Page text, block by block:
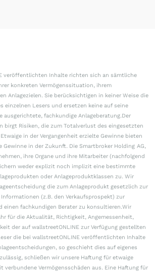
veröffentlichten Inhalte richten sich an sämtliche
konkreten Vermögenssituation, ihrem
Anlagezielen. Sie berücksichtigen in keiner Weise die
einzelnen Lesers und ersetzen keine auf seine
ausgerichtete, fachkundige Anlageberatung.Der
birgt Risiken, die zum Totalverlust des eingesetzten
in der Vergangenheit erzielte Gewinne bieten
Gewinne in der Zukunft. Die Smartbroker Holding AG,
ihre Organe und ihre Mitarbeiter (nachfolgend
weder explizit noch implizit eine bestimmte
oder Anlageproduktklassen zu. Wir
die zum Anlageprodukt gesetzlich zur
(z.B. den Verkaufsprospekt) zur
einen fachkundigen Berater zu konsultieren.Wir
für die Aktualität, Richtigkeit, Angemessenheit,
der auf wallstreetONLINE zur Verfügung gestellten
die bei wallstreetONLINE veröffentlichten Inhalte
so geschieht dies auf eigenes
schließen wir unsere Haftung für etwaige
verbundene Vermögensschäden aus. Eine Haftung für